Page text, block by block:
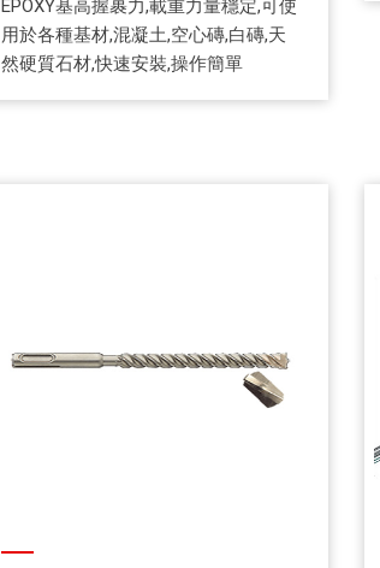
EPOXY基高握裹力,載重力量穩定,可使
用於各種基材,混凝土,空心磚,白磚,天
然硬質石材,快速安裝,操作簡單